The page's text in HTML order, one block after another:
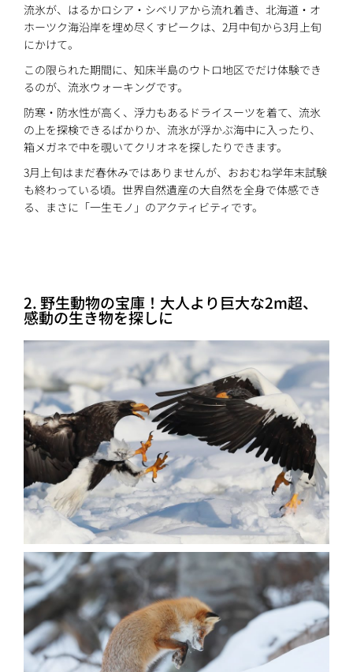
流氷が、はるかロシア・シベリアから流れ着き、北海道・オ
ホーツク海沿岸を埋め尽くすピークは、2月中旬から3月上旬
にかけて。
この限られた期間に、知床半島のウトロ地区でだけ体験でき
るのが、流氷ウォーキングです。
防寒・防水性が高く、浮力もあるドライスーツを着て、流氷
の上を探検できるばかりか、流氷が浮かぶ海中に入ったり、
箱メガネで中を覗いてクリオネを探したりできます。
3月上旬はまだ春休みではありませんが、おおむね学年末試験
も終わっている頃。世界自然遺産の大自然を全身で体感でき
る、まさに「一生モノ」のアクティビティです。
2. 野生動物の宝庫！大人より巨大な2m超、
感動の生き物を探しに